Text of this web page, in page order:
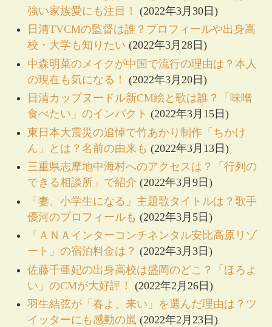
強い家族愛にも注目！
(2022年3月30日)
日清TVCMの監督は誰？プロフィールや出身高
校・大学も知りたい (2022年3月28日)
中森明菜のメイクが中国で流行の理由は？本人
の現在も気になる！
(2022年3月20日)
日清カップヌードル新CM絵と歌は誰？「味噌
食べたい」のインパクト (2022年3月15日)
東日本大震災の追悼で竹あかり制作「ちかけ
ん」とは？名前の由来も (2022年3月13日)
三重県志摩地中海村へのアクセスは？「行列の
できる相談所」で紹介 (2022年3月9日)
「妻、小学生になる」主題歌タイトルは？歌手
優河のプロフィールも (2022年3月5日)
「ＡＮＡインターコンチネンタル安比高原リゾ
ート」の宿泊料金は？ (2022年3月3日)
佐藤千亜妃の出身高校は盛岡のどこ？「ほろよ
い」のCMが大好評！
(2022年2月26日)
羽生結弦が「春よ、来い」を選んだ理由は？ツ
イッターにも感動の嵐 (2022年2月23日)